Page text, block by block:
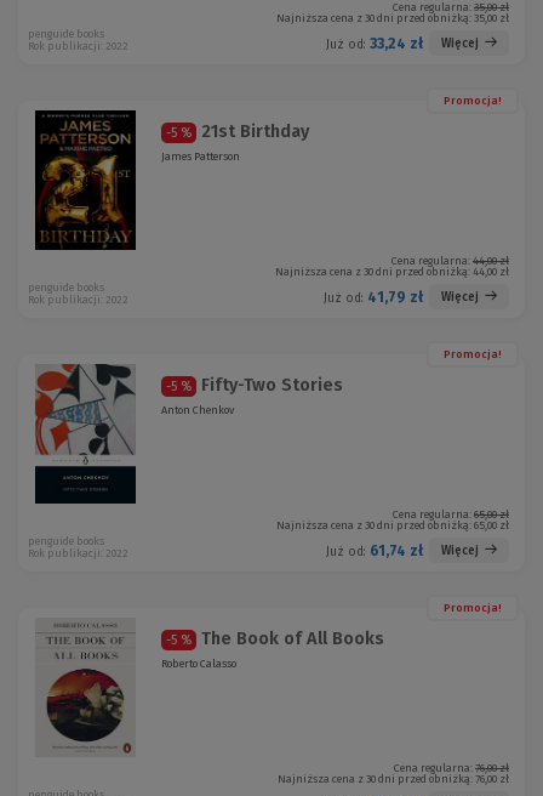
Cena regularna: 35,00 zł
Najniższa cena z 30 dni przed obniżką: 35,00 zł
Już od: 33,24 zł Więcej
penguide books
Rok publikacji: 2022
Promocja!
-5 % 21st Birthday
James Patterson
Cena regularna: 44,00 zł
Najniższa cena z 30 dni przed obniżką: 44,00 zł
Już od: 41,79 zł Więcej
penguide books
Rok publikacji: 2022
Promocja!
-5 % Fifty-Two Stories
Anton Chenkov
Cena regularna: 65,00 zł
Najniższa cena z 30 dni przed obniżką: 65,00 zł
Już od: 61,74 zł Więcej
penguide books
Rok publikacji: 2022
Promocja!
-5 % The Book of All Books
Roberto Calasso
Cena regularna: 76,00 zł
Najniższa cena z 30 dni przed obniżką: 76,00 zł